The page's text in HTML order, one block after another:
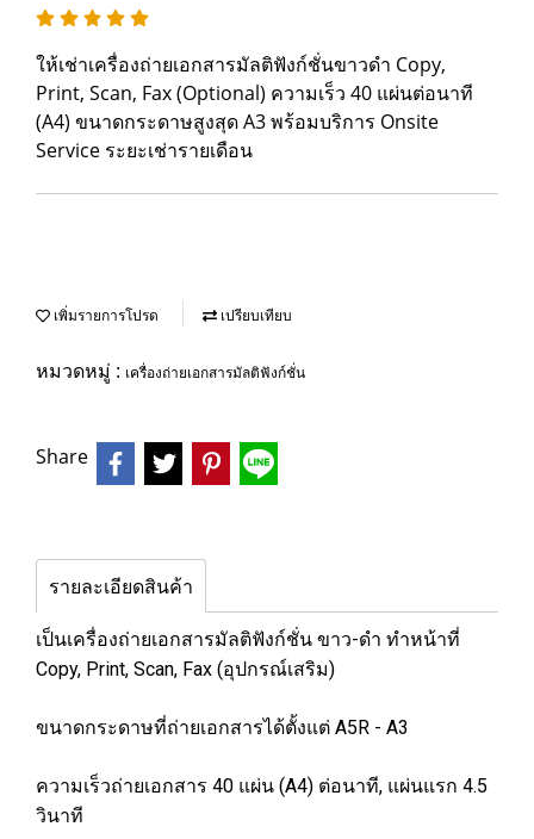
ให้เช่าเครื่องถ่ายเอกสารมัลติฟังก์ชั่นขาวดำ Copy,
Print, Scan, Fax (Optional) ความเร็ว 40 แผ่นต่อนาที
(A4) ขนาดกระดาษสูงสุด A3 พร้อมบริการ Onsite
Service ระยะเช่ารายเดือน
เพิ่มรายการโปรด เปรียบเทียบ
หมวดหมู่ : เครื่องถ่ายเอกสารมัลติฟังก์ชั่น
Share
รายละเอียดสินค้า
เป็นเครื่องถ่ายเอกสารมัลติฟังก์ชั่น ขาว-ดำ ทำหน้าที่
Copy, Print, Scan, Fax (อุปกรณ์เสริม)
ขนาดกระดาษที่ถ่ายเอกสารได้ตั้งแต่ A5R - A3
ความเร็วถ่ายเอกสาร 40 แผ่น (A4) ต่อนาที, แผ่นแรก 4.5
วินาที